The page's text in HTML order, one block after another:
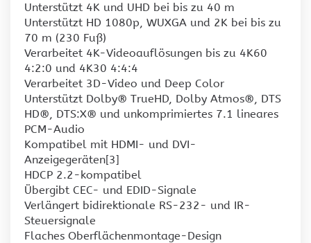
Unterstützt 4K und UHD bei bis zu 40 m
Unterstützt HD 1080p, WUXGA und 2K bei bis zu
70 m (230 Fuß)
Verarbeitet 4K-Videoauflösungen bis zu 4K60
4:2:0 und 4K30 4:4:4
Verarbeitet 3D-Video und Deep Color
Unterstützt Dolby® TrueHD, Dolby Atmos®, DTS
HD®, DTS:X® und unkomprimiertes 7.1 lineares
PCM-Audio
Kompatibel mit HDMI- und DVI-
Anzeigegeräten[3]
HDCP 2.2-kompatibel
Übergibt CEC- und EDID-Signale
Verlängert bidirektionale RS-232- und IR-
Steuersignale
Flaches Oberflächenmontage-Design